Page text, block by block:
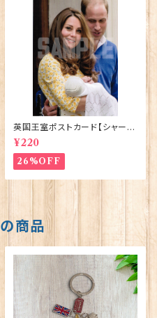
英国王室ポストカード【シャーロ
ット王女2】Pageantry Postca
rd 90183-JEF202
¥220
26%OFF
商品